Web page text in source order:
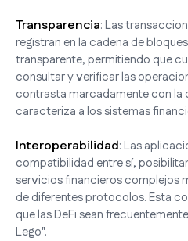
Transparencia: Las
registran en la cadena de
transparente, permitiendo que
consultar y verificar las
contrasta marcadamente con la
caracteriza a los sistemas
Interoperabilidad: Las
compatibilidad entre sí,
servicios financieros complejos
de diferentes protocolos. Esta
que las DeFi sean
Lego".